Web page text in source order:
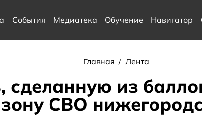
События Медиатека Обучение Навигатор
Главная / Лента
сделанную из
СВО